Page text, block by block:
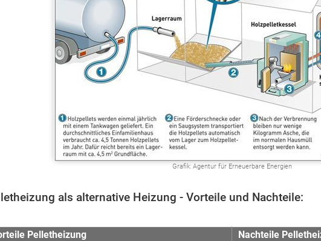
Grafik: Agentur für Erneuerbare Energien
als alternative Heizung - Vorteile und Nachteile:
Pelletheizung Nachteile